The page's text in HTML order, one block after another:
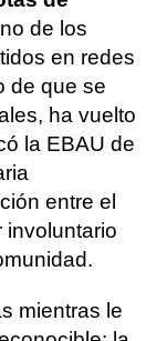
de los
en redes
de que se
ha vuelto
la EBAU de
entre el
involuntario
mientras le